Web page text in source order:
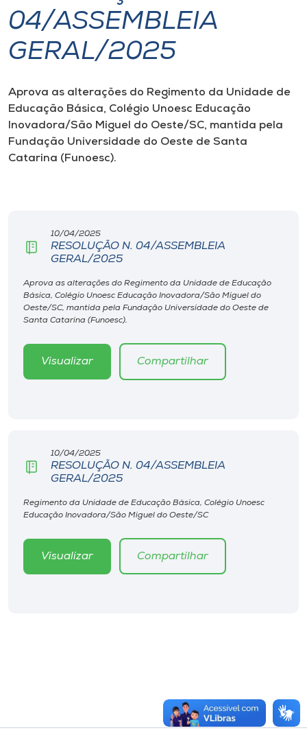
I.nova
Cultura
CPA
Editora
Museu
Unoesc
Store
04/ASSEMBLEIA
GERAL/2025
Aprova as alterações do Regimento da Unidade de
Educação Básica, Colégio Unoesc Educação
Inovadora/São Miguel do Oeste/SC, mantida pela
Fundação Universidade do Oeste de Santa
Catarina (Funoesc).
10/04/2025
RESOLUÇÃO N. 04/ASSEMBLEIA
GERAL/2025
Aprova as alterações do Regimento da Unidade de Educação
Básica, Colégio Unoesc Educação Inovadora/São Miguel do
Oeste/SC, mantida pela Fundação Universidade do Oeste de
Santa Catarina (Funoesc).
Visualizar Compartilhar
10/04/2025
RESOLUÇÃO N. 04/ASSEMBLEIA
GERAL/2025
Regimento da Unidade de Educação Básica, Colégio Unoesc
Educação Inovadora/São Miguel do Oeste/SC
Visualizar Compartilhar